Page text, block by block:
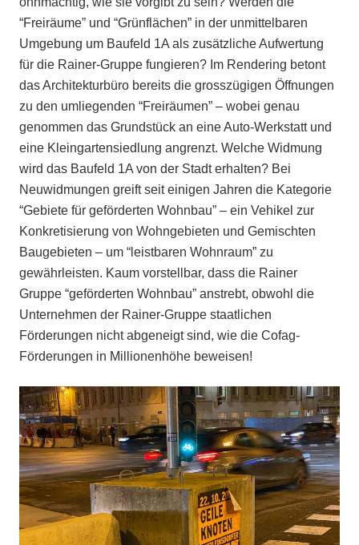
“Freiräume” und “Grünflächen” in der unmittelbaren
Umgebung um Baufeld 1A als zusätzliche Aufwertung
für die Rainer-Gruppe fungieren? Im Rendering betont
das Architekturbüro bereits die grosszügigen Öffnungen
zu den umliegenden “Freiräumen” – wobei genau
genommen das Grundstück an eine Auto-Werkstatt und
eine Kleingartensiedlung angrenzt. Welche Widmung
wird das Baufeld 1A von der Stadt erhalten? Bei
Neuwidmungen greift seit einigen Jahren die Kategorie
“Gebiete für geförderten Wohnbau” – ein Vehikel zur
Konkretisierung von Wohngebieten und Gemischten
Baugebieten – um “leistbaren Wohnraum” zu
gewährleisten. Kaum vorstellbar, dass die Rainer
Gruppe “geförderten Wohnbau” anstrebt, obwohl die
Unternehmen der Rainer-Gruppe staatlichen
Förderungen nicht abgeneigt sind, wie die Cofag-
Förderungen in Millionenhöhe beweisen!